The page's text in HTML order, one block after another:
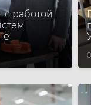
с работой